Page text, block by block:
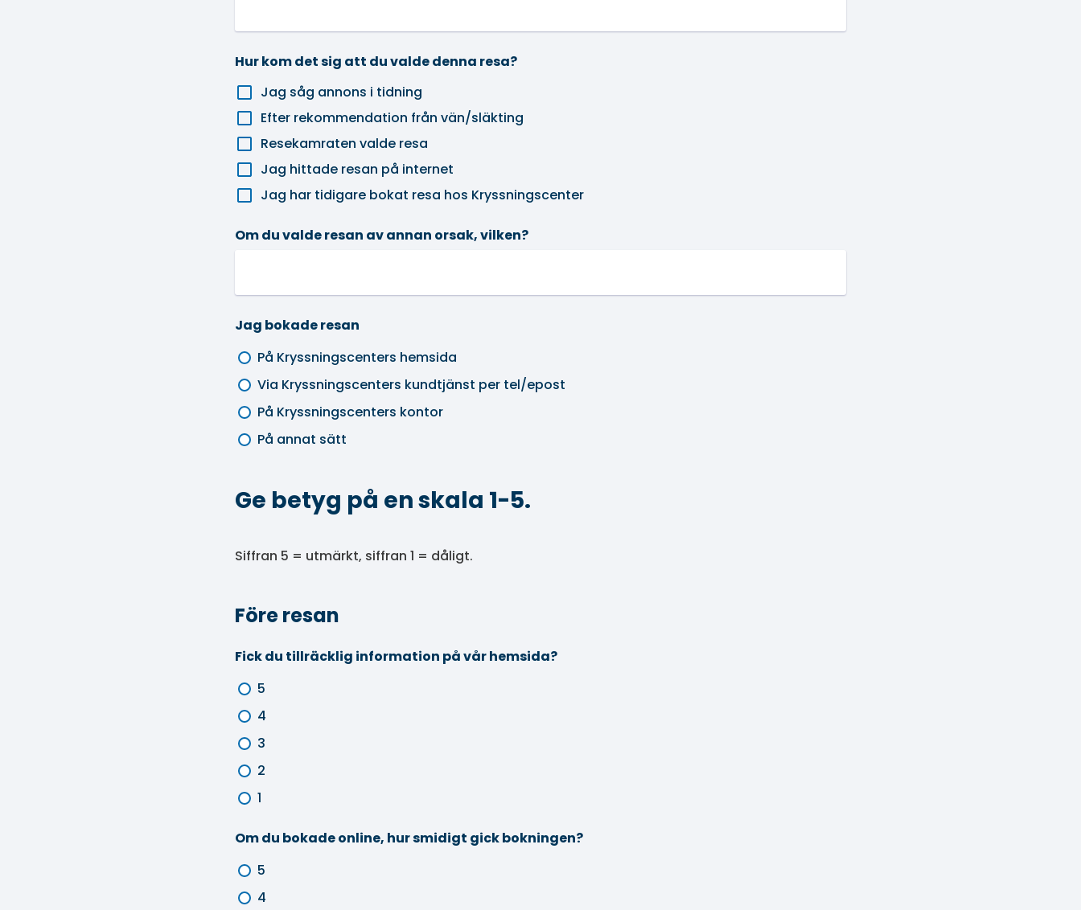
Hur kom det sig att du valde denna resa?
Jag såg annons i tidning
Efter rekommendation från vän/släkting
Resekamraten valde resa
Jag hittade resan på internet
Jag har tidigare bokat resa hos Kryssningscenter
Om du valde resan av annan orsak, vilken?
Jag bokade resan
På Kryssningscenters hemsida
Via Kryssningscenters kundtjänst per tel/epost
På Kryssningscenters kontor
På annat sätt
Ge betyg på en skala 1-5.
Siffran 5 = utmärkt, siffran 1 = dåligt.
Före resan
Fick du tillräcklig information på vår hemsida?
5
4
3
2
1
Om du bokade online, hur smidigt gick bokningen?
5
4